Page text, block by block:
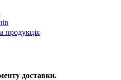
продукція
доставки.